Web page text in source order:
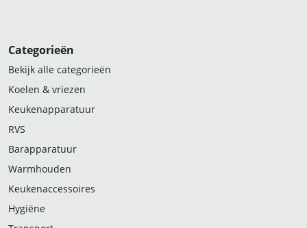
Categorieën
Bekijk alle categorieën
Koelen & vriezen
Keukenapparatuur
RVS
Barapparatuur
Warmhouden
Keukenaccessoires
Hygiëne